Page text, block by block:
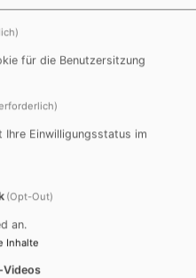
Lebenssituationen. Hier
von jeweils einer
und Kindergarten.
für die Benutzersitzung
Einwilligungsstatus im
(Opt-Out)
an.
Inhalte
Videos